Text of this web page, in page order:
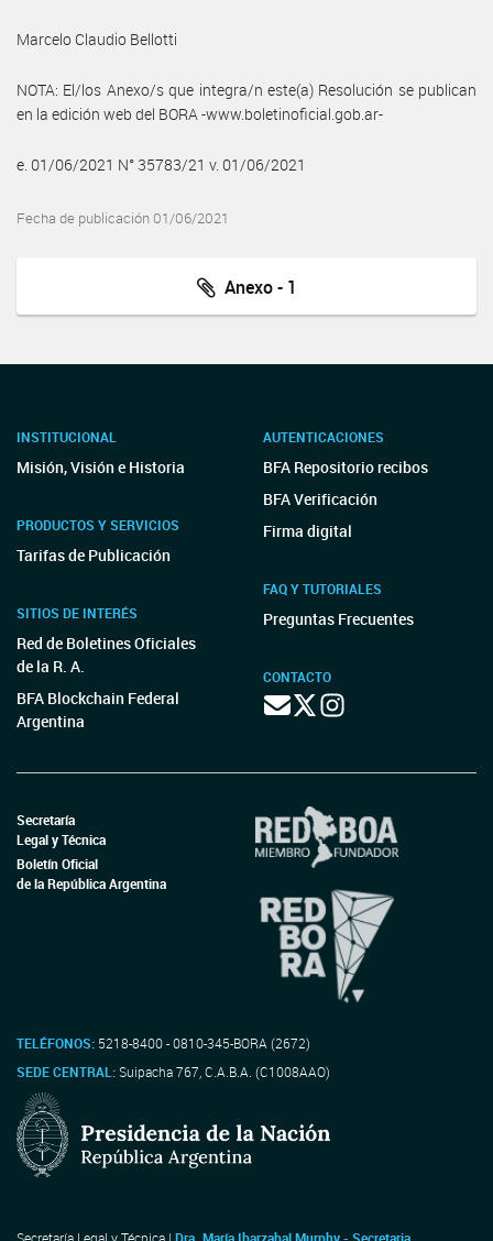
Marcelo Claudio Bellotti
NOTA: El/los Anexo/s que integra/n este(a) Resolución se publican
en la edición web del BORA -www.boletinoficial.gob.ar-
e. 01/06/2021 N° 35783/21 v. 01/06/2021
Fecha de publicación 01/06/2021
Anexo - 1
INSTITUCIONAL
Misión, Visión e Historia
PRODUCTOS Y SERVICIOS
Tarifas de Publicación
SITIOS DE INTERÉS
Red de Boletines Oficiales
de la R. A.
BFA Blockchain Federal
Argentina
AUTENTICACIONES
BFA Repositorio recibos
BFA Verificación
Firma digital
FAQ Y TUTORIALES
Preguntas Frecuentes
CONTACTO
Secretaría
Legal y Técnica
Boletín Oficial
de la República Argentina
TELÉFONOS: 5218-8400 - 0810-345-BORA (2672)
SEDE CENTRAL:Suipacha 767, C.A.B.A. (C1008AAO)